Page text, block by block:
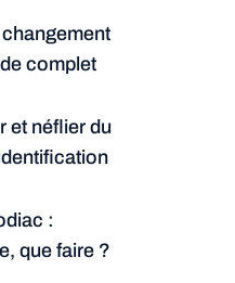
complet
et néflier du
:
que faire ?